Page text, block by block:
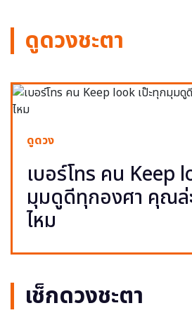
ดูดวงชะตา
ดูดวง
เบอร์โทร คน Keep
มุมดูดีทุกองศา คุณล่
ไหม
เช็กดวงชะตา